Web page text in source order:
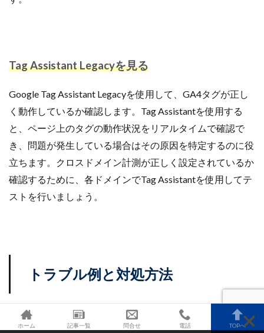
Tag Assistant Legacyを見る
Google Tag Assistant Legacyを使用して、GA4タグが正し
く動作しているか確認します。Tag Assistantを使用する
と、ページ上のタグの動作状況をリアルタイムで確認で
き、問題が発生している場合はその原因を特定するのに役
立ちます。クロスドメイン計測が正しく設定されているか
確認するために、各ドメインでTag Assistantを使用してテ
ストを行いましょう。
トラブル例と対処方法
クロスドメイン設定に関連するトラブルは、設定の不備や
ホーム 記事一覧 問合せ 電話 TOPへ